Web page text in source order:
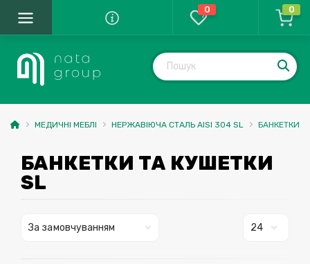
0 0
МЕДИЧНІ МЕБЛІ НЕРЖАВІЮЧА СТАЛЬ AISI 304 SL БАНКЕТКИ
БАНКЕТКИ ТА КУШЕТКИ
SL